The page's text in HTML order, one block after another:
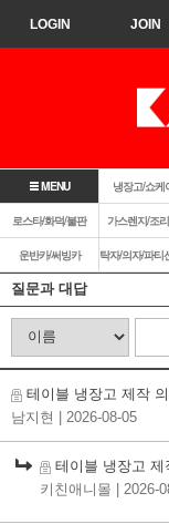
LOGIN JOIN
MENU 냉장고/쇼케
로스타/화덕/불판 가스렌지/조
운반카/써빙카
질문과 대답
테이블 냉장고 제작
남지현
| 2026-08-05
테이블 냉장고 제
키친애니몰
| 2026-